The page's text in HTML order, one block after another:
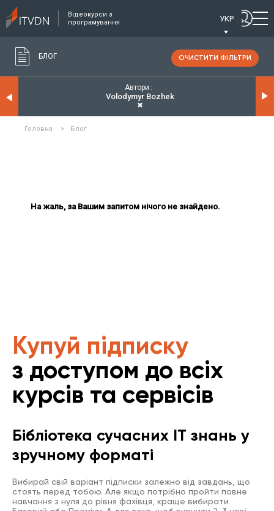
Відеокурси з
програмування
УКР
БЛОГ ОЧИСТИТИ ФІЛЬТРИ
Автори
Volodymyr Bozhek
✖
Головна > Блог
На жаль, за Вашим запитом нічого не знайдено.
Купуй підписку
з доступом до всіх
курсів та сервісів
Бібліотека сучасних IT знань у
зручному форматі
Вибирай свій варіант підписки залежно від завдань, що
стоять перед тобою. Але якщо потрібно пройти повне
навчання з нуля до рівня фахівця, краще вибирати